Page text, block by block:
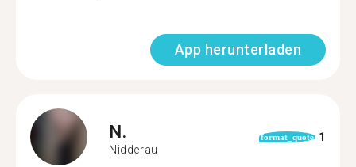
App herunterladen
N.
Nidderau
format_quote 1